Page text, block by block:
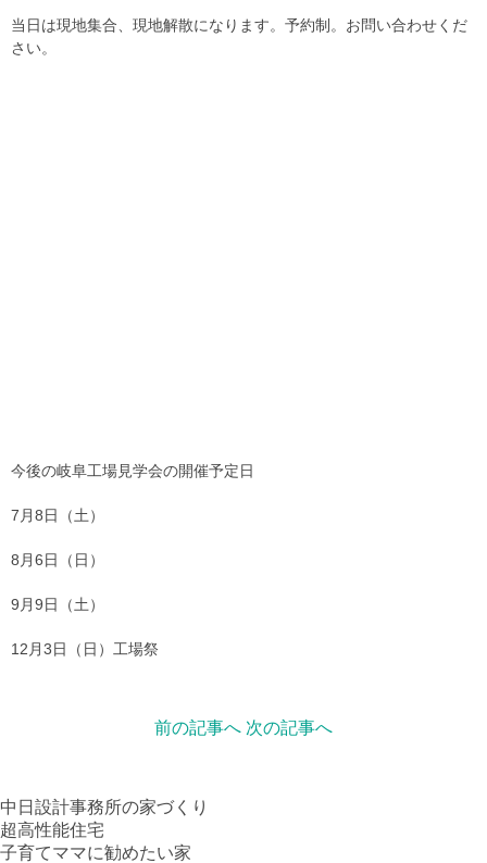
当日は現地集合、現地解散になります。予約制。お問い合わせくだ
さい。
今後の岐阜工場見学会の開催予定日
7月8日（土）
8月6日（日）
9月9日（土）
12月3日（日）工場祭
前の記事へ 次の記事へ
中日設計事務所の家づくり
超高性能住宅
子育てママに勧めたい家